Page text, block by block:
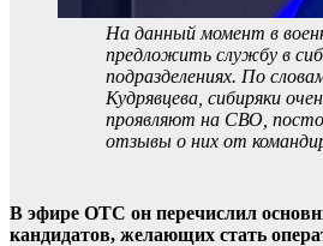
На данный момент в
предложить службу в
подразделениях. По
Кудрявцева, сибиряки
проявляют на СВО,
отзывы о них от
В эфире ОТС он перечислил
кандидатов, желающих стать